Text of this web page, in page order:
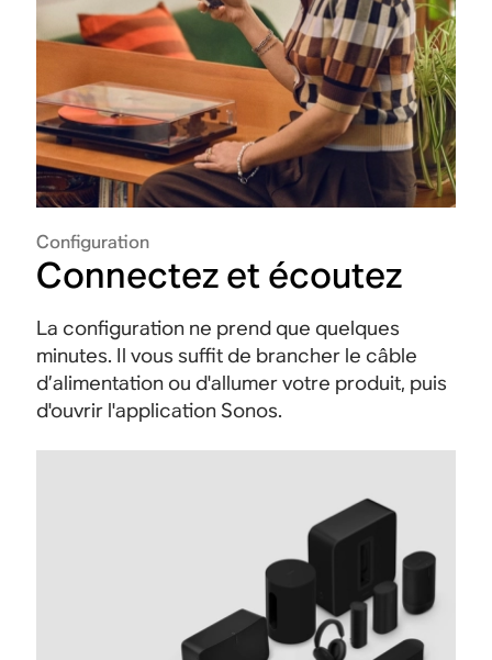
Configuration
Connectez et écoutez
La configuration ne prend que quelques
minutes. Il vous suffit de brancher le câble
d’alimentation ou d'allumer votre produit, puis
d'ouvrir l'application Sonos.